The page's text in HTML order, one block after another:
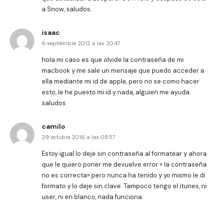
a Snow, saludos.
isaac
6 septiembre 2012 a las 20:47
hola mi caso es que olvide la contraseña de mi
macbook y me sale un mensaje que puedo acceder a
ella mediante mi id de apple, pero no se como hacer
esto, le he puesto mi id y nada, alguien me ayuda.
saludos
camilo
29 octubre 2016 a las 08:57
Estoy igual lo deje sin contraseña al formatear y ahora
que le quiero poner me devuelve error » la contraseña
no es correcta» pero nunca ha tenido y yo mismo le di
formato y lo deje sin clave. Tampoco tengo el itunes, ni
user, ni en blanco, nada funciona.